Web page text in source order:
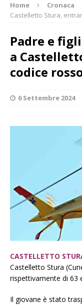
Home Cronaca
Castelletto Stura,
Padre e
a
codice
6 Settembre 2024
CASTELLETTO
Castelletto Stura
rispettivamente di 63
Il giovane è stato